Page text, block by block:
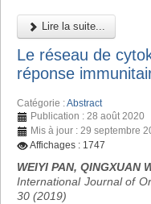
Lire la suite...
Le réseau de
réponse
Catégorie :Abstract
Publication : 28 août 2020
Mis à jour : 29 septembre
Affichages : 1747
WEIYI PAN, QINGXUAN
International Journal of
30 (2019)